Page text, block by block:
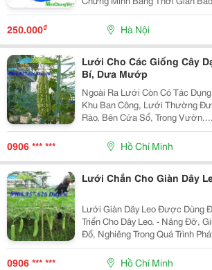
Thị Trường (Bảo Hành: 3 Tháng) Khi Mua Hàng Lưu Ý:
Vòi Loại 1 Là Hàng Chính Hãng
250.000₫ Hà Nội
Lưới Cho Các Giống Cây
Bí, Dưa Mướp
Ngoài Ra Lưới Còn Có Tác
Khu Ban Công, Lưới Thường Được Giăng Trên Tường
Rào, Bên Cửa Sổ, Trong Vườn.... Vừa Tiết Kiệm Diện
Tích Vừa Tạo Không Gian Xanh
Giàn Dây Leo Được Dùng Để: -
0906 *** *** Hồ Chí Minh
Lưới Chắn Cho Giàn Dây
Lưới Giàn Dây Leo Được Dùng
Triển Cho Dây Leo. - Nâng Đỡ,
Đổ, Nghiêng Trong Quá Trình Phát Triển.
Còn Có Tác Dụng Là Dàn Dây
Lưới Thường Được Giăng Trên
0906 *** *** Hồ Chí Minh